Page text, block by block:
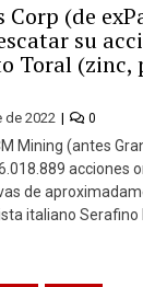
(de
su
Toral
de 2022 0
Mining (antes
acciones
de
italiano Serafino